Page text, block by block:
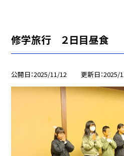
修学旅行 ２日目昼食
公開日 2025/11/12 更新日 2025/